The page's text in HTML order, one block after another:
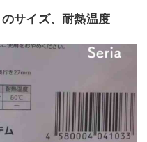
サイズ、耐熱温度